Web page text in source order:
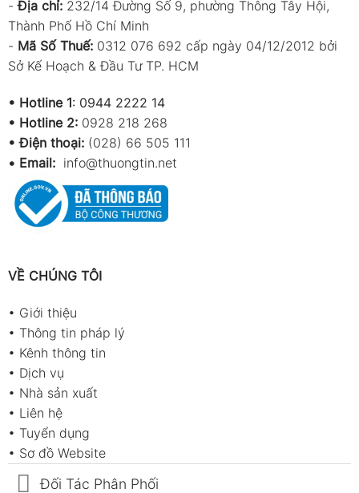
-Địa chỉ: 232/14 Đường Số 9, phường Thông Tây Hội,
Thành Phố Hồ Chí Minh
- Mã Số Thuế: 0312 076 692 cấp ngày 04/12/2012 bởi
Sở Kế Hoạch & Đầu Tư TP. HCM
• Hotline 1: 0944 2222 14
• Hotline 2: 0928 218 268
• Điện thoại: (028) 66 505 111
• Email: info@thuongtin.net
VỀ CHÚNG TÔI
• Giới thiệu
• Thông tin pháp lý
• Kênh thông tin
• Dịch vụ
• Nhà sản xuất
• Liên hệ
• Tuyển dụng
• Sơ đồ Website
Đối Tác Phân Phối